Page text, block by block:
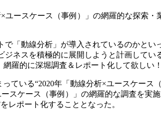
ユースケース（事例）」の網羅的な探索
「動線分析」が導入されているのかと
ネスを積極的に展開しようと計画して
羅的に深堀調査＆レポート化して欲しい
ている“2020年「動線分析×ユースケー
スケース（事例）」の網羅的な調査を
レポート化することとなった。